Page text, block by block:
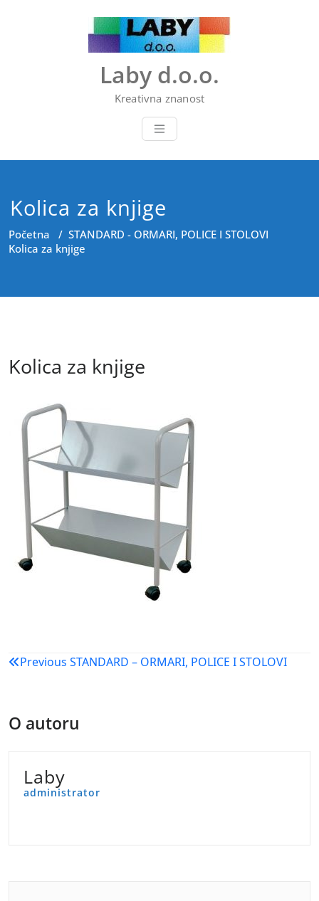
Laby d.o.o.
Kreativna znanost
Kolica za knjige
Početna / STANDARD - ORMARI, POLICE I STOLOVI
Kolica za knjige
Kolica za knjige
Navigacija
Previous STANDARD – ORMARI, POLICE I STOLOVI
O autoru
Laby
administrator